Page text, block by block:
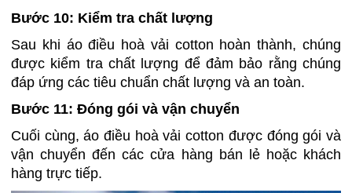
Bước 10: Kiểm tra chất lượng
Sau khi áo điều hoà vải cotton hoàn thành, chúng
được kiểm tra chất lượng để đảm bảo rằng chúng
đáp ứng các tiêu chuẩn chất lượng và an toàn.
Bước 11: Đóng gói và vận chuyển
Cuối cùng, áo điều hoà vải cotton được đóng gói và
vận chuyển đến các cửa hàng bán lẻ hoặc khách
hàng trực tiếp.